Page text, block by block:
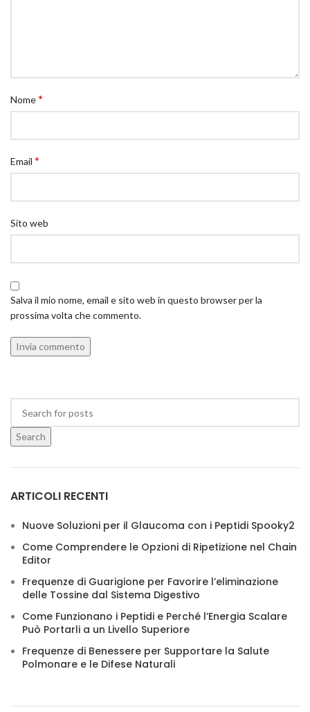
Nome*
Email *
Sito web
Salva il mio nome, email e sito web in questo browser per la
prossima volta che commento.
Search
ARTICOLI RECENTI
Nuove Soluzioni per il Glaucoma con i Peptidi Spooky2
Come Comprendere le Opzioni di Ripetizione nel Chain
Editor
Frequenze di Guarigione per Favorire l’eliminazione
delle Tossine dal Sistema Digestivo
Come Funzionano i Peptidi e Perché l’Energia Scalare
Può Portarli a un Livello Superiore
Frequenze di Benessere per Supportare la Salute
Polmonare e le Difese Naturali